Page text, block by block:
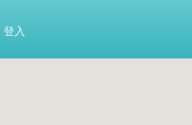
登入